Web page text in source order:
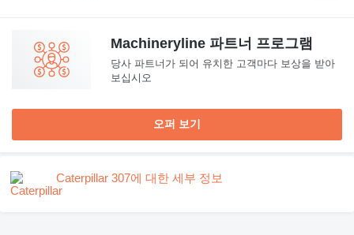
Machineryline 파트너 프로그램
당사 파트너가 되어 유치한 고객마다 보상을 받아
보십시오
오퍼 보기
Caterpillar 307에 대한 세부 정보